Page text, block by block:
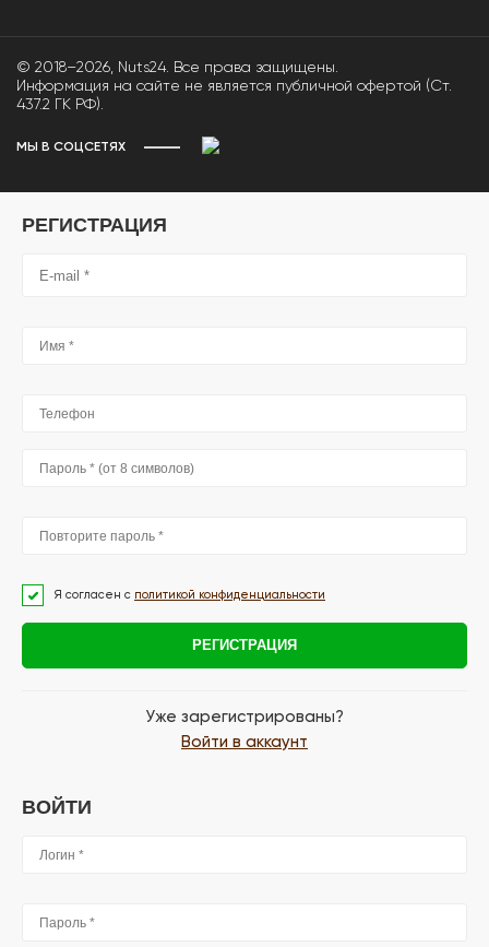
© 2018–2026, Nuts24. Все права защищены.
Информация на сайте не является публичной офертой (Ст.
437.2 ГК РФ).
МЫ В СОЦСЕТЯХ
РЕГИСТРАЦИЯ
Я согласен с политикой конфиденциальности
РЕГИСТРАЦИЯ
Уже зарегистрированы?
Войти в аккаунт
ВОЙТИ